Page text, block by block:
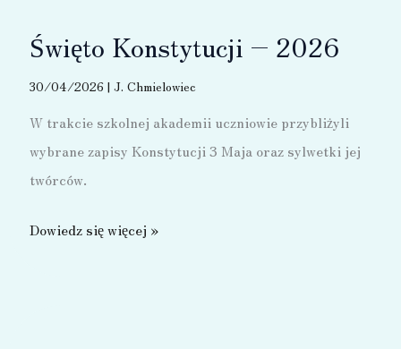
Święto Konstytucji – 2026
30/04/2026 | J. Chmielowiec
W trakcie szkolnej akademii uczniowie przybliżyli
wybrane zapisy Konstytucji 3 Maja oraz sylwetki jej
twórców.
Święto
Dowiedz się więcej »